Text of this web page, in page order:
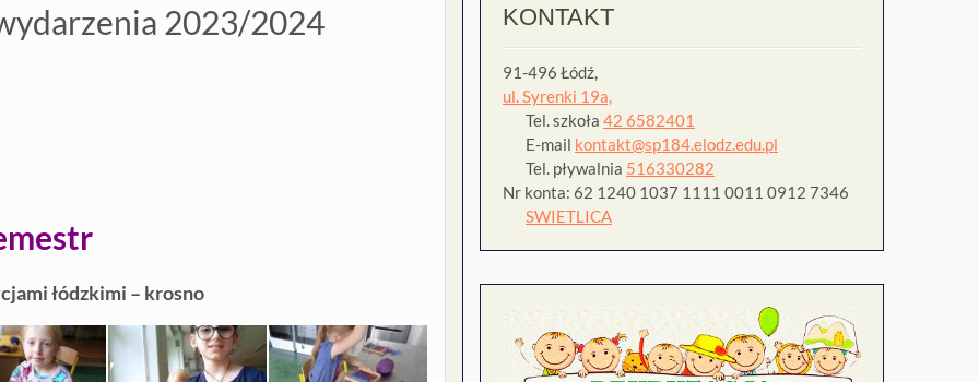
2023/2024
łódzkimi – krosno
KONTAKT
91-496 Łódź,
ul. Syrenki 19a,
Tel. szkoła 42 6582401
E-mail kontakt@sp184.elodz.edu.pl
Tel. pływalnia 516330282
Nr konta: 62 1240 1037 1111 0011 0912 7346
SWIETLICA